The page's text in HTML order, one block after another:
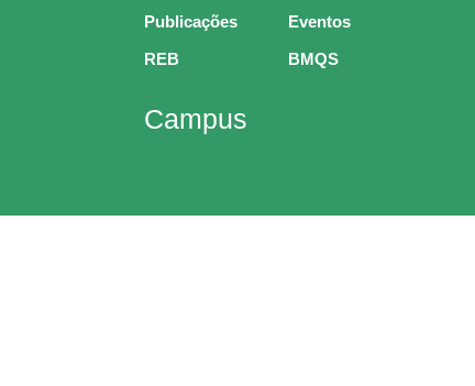
Publicações
REB
Eventos
BMQS
Campus